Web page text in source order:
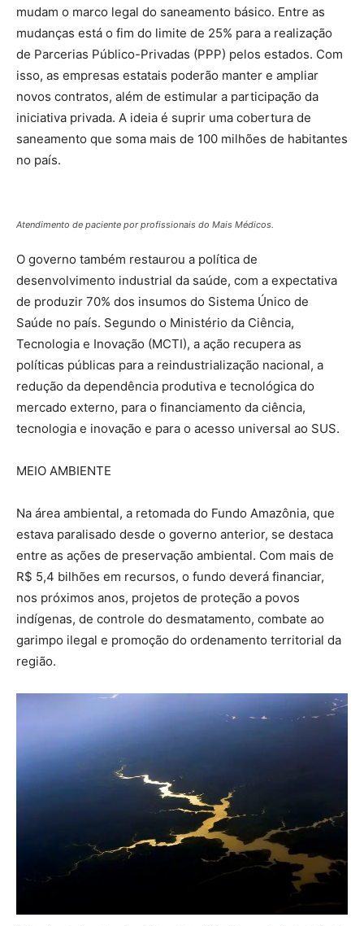
mudam o marco legal do saneamento básico. Entre as
mudanças está o fim do limite de 25% para a realização
de Parcerias Público-Privadas (PPP) pelos estados. Com
isso, as empresas estatais poderão manter e ampliar
novos contratos, além de estimular a participação da
iniciativa privada. A ideia é suprir uma cobertura de
saneamento que soma mais de 100 milhões de habitantes
no país.
Atendimento de paciente por profissionais do Mais Médicos.
O governo também restaurou a política de
desenvolvimento industrial da saúde, com a expectativa
de produzir 70% dos insumos do Sistema Único de
Saúde no país. Segundo o Ministério da Ciência,
Tecnologia e Inovação (MCTI), a ação recupera as
políticas públicas para a reindustrialização nacional, a
redução da dependência produtiva e tecnológica do
mercado externo, para o financiamento da ciência,
tecnologia e inovação e para o acesso universal ao SUS.
MEIO AMBIENTE
Na área ambiental, a retomada do Fundo Amazônia, que
estava paralisado desde o governo anterior, se destaca
entre as ações de preservação ambiental. Com mais de
R$ 5,4 bilhões em recursos, o fundo deverá financiar,
nos próximos anos, projetos de proteção a povos
indígenas, de controle do desmatamento, combate ao
garimpo ilegal e promoção do ordenamento territorial da
região.